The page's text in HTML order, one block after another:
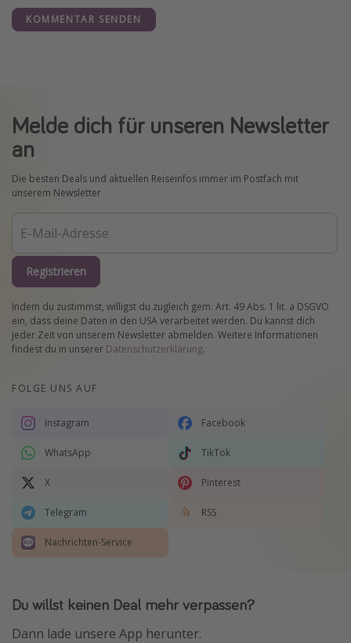
KOMMENTAR SENDEN
Melde dich für unseren Newsletter
an
Die besten Deals und aktuellen Reiseinfos immer im Postfach mit
unserem Newsletter
Registrieren
Indem du zustimmst, willigst du zugleich gem. Art. 49 Abs. 1 lit. a DSGVO
ein, dass deine Daten in den USA verarbeitet werden. Du kannst dich
jeder Zeit von unserem Newsletter abmelden. Weitere Informationen
findest du in unserer Datenschutzerklärung.
FOLGE UNS AUF
Instagram Facebook
WhatsApp TikTok
X Pinterest
Telegram RSS
Nachrichten-Service
Du willst keinen Deal mehr verpassen?
Dann lade unsere App herunter.